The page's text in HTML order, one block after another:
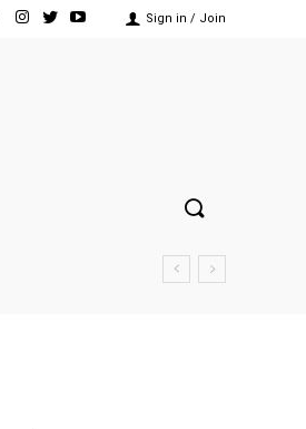
Sign in / Join